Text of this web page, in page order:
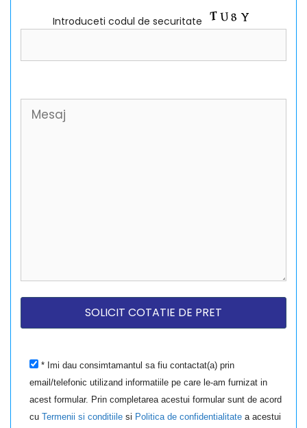
Introduceti codul de securitate
* Imi dau consimtamantul sa fiu contactat(a) prin
email/telefonic utilizand informatiile pe care le-am furnizat in
acest formular. Prin completarea acestui formular sunt de acord
cuTermenii si conditiile si Politica de confidentialitate a acestui